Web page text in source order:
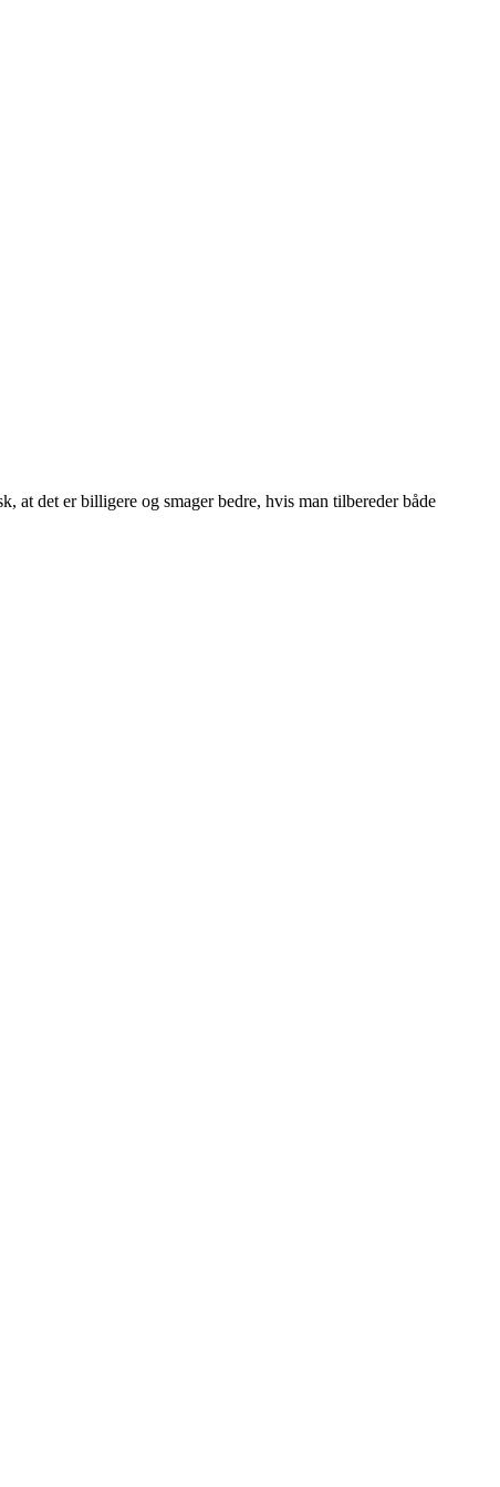
det er billigere og smager bedre, hvis man tilbereder både